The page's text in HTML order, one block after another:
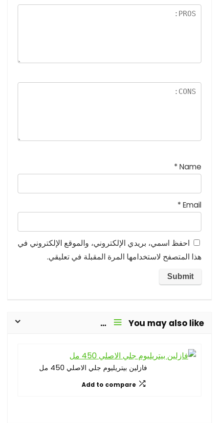
نج
Name
*
Email
*
احفظ اسمي، بريدي الإلكتروني، والموقع الإلكتروني في
هذا المتصفح لاستخدامها المرة المقبلة في تعليقي.
You may also like…
فازلين بيتريليوم جلي الاصلي 450 مل
Add to compare